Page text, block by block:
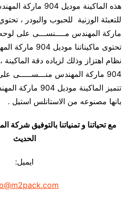
هذه الماكينة موديل
ماركة المهندس مــــنســـى على
تحتوى ماكيناتنا
نظام اهتزاز وذلك لزياده دقة الماكينة
تتميز الماكينة
بانها مصنوعه من الاستانلس استيل .
مع تحياتنا و تمنياتنا بالتوفيق
الحديث
ايميل: